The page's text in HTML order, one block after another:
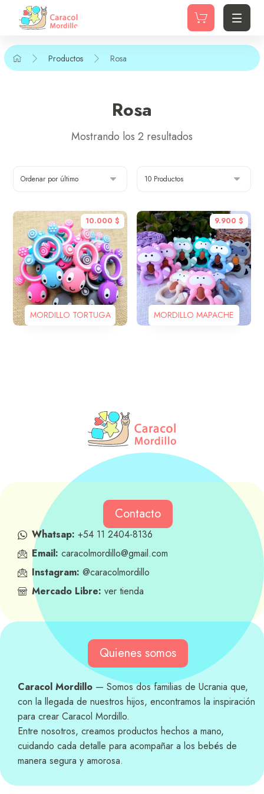
Productos Rosa
Rosa
Mostrando los 2 resultados
MORDILLO TORTUGA
10.000 $
MORDILLO MAPACHE
9.900 $
Quienes somos
Caracol Mordillo — Somos dos familias de Ucrania que,
con la llegada de nuestros hijos, encontramos la inspiración
para crear Caracol Mordillo.
Entre nosotros, creamos productos hechos a mano,
cuidando cada detalle para acompañar a los bebés de
manera segura y amorosa.
Contacto
Whatsap: +54 11 2404-8136
Email: caracolmordillo@gmail.com
Instagram: @caracolmordillo
Mercado Libre: ver tienda